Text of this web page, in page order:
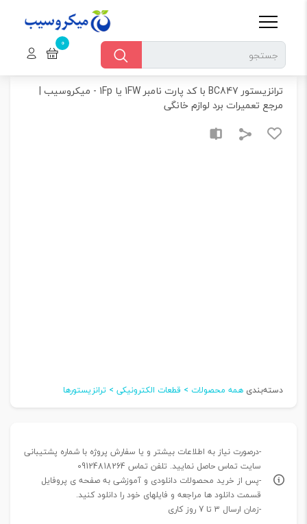
خانه همه محصولات > قطعات الکترونیکی > ترانزیستورها ترانزیستور BC847 با کد پارت نامبر 1FW یا 1Fp – میکروسیب | مرجع تعمیرات برد لوازم خانگی
ترانزیستور BC847 با کد پارت نامبر 1FW یا 1Fp - میکروسیب |
مرجع تعمیرات برد لوازم خانگی
دسته‌بندی همه محصولات > قطعات الکترونیکی > ترانزیستورها
-درصورت نیاز به اطلاعات بیشتر و یا سفارش پروژه با شماره پشتیبانی
سایت تماس حاصل نمایید. تلفن تماس 09124818264
-پس از خرید محصولات دانلودی و آموزشی به صفحه ی پروفایل
قسمت دانلود ها مراجعه و فایلهای خود را دانلود کنید.
-زمان ارسال 3 تا 7 روز کاری